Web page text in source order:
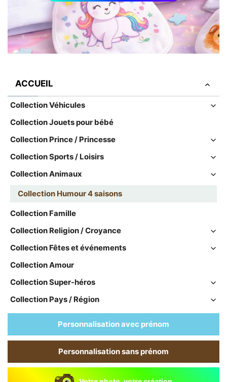
ACCUEIL
Collection Véhicules
Collection Jouets pour bébé
Collection Prince / Princesse
Collection Sports / Loisirs
Collection Animaux
Collection Humour 4 saisons
Collection Famille
Collection Religion / Croyance
Collection Fêtes et événements
Collection Amour
Collection Super-héros
Collection Pays / Région
Personnalisation avec prénom
Personnalisation sans prénom